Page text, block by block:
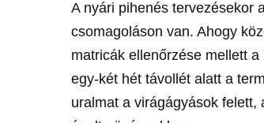
A nyári pihenés tervezésekor
csomagoláson van. Ahogy
matricák ellenőrzése mellett
egy-két hét távollét alatt a
uralmat a virágágyások